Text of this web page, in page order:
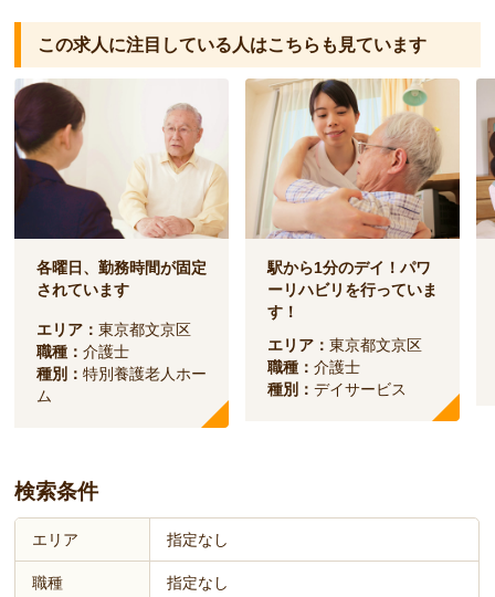
この求人に注目している人はこちらも見ています
各曜日、勤務時間が固定
されています
エリア：東京都文京区
職種：介護士
種別：特別養護老人ホー
ム
駅から1分のデイ！パワ
ーリハビリを行っていま
す！
エリア：東京都文京区
職種：介護士
種別：デイサービス
検索条件
エリア 指定なし
職種 指定なし